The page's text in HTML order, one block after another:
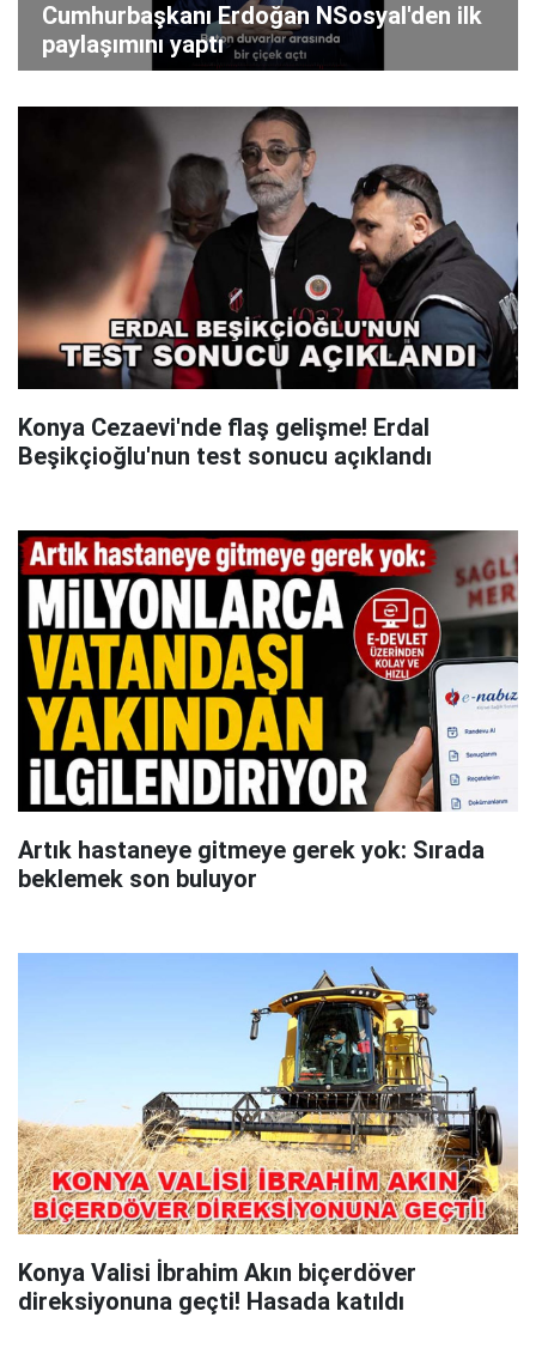
Cumhurbaşkanı Erdoğan NSosyal'den ilk
paylaşımını yaptı
Konya Cezaevi'nde flaş gelişme! Erdal
Beşikçioğlu'nun test sonucu açıklandı
Artık hastaneye gitmeye gerek yok: Sırada
beklemek son buluyor
Konya Valisi İbrahim Akın biçerdöver
direksiyonuna geçti! Hasada katıldı